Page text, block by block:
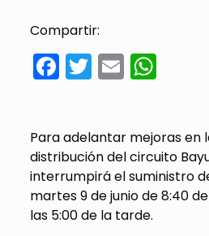
Compartir:
Facebook
Twitter
Email
Para adelantar mejoras en
distribución del circuito
interrumpirá el suministro
martes 9 de junio de 8:40
las 5:00 de la tarde.